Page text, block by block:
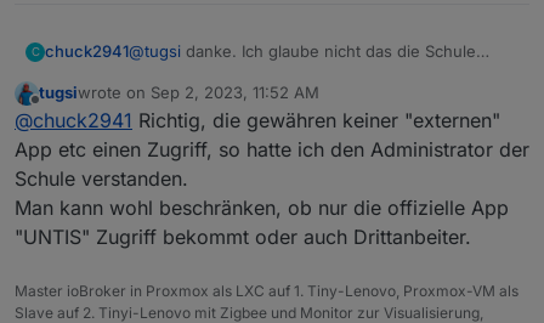
C chuck2941@tugsi danke. Ich glaube nicht das die Schule
So wie ich das lese hast du den Zugriff nicht
bekommen?
Offline
tugsiwrote on Sep 2, 2023, 11:52 AM
last edited by
@chuck2941 Richtig, die gewähren keiner "externen"
App etc einen Zugriff, so hatte ich den Administrator der
Schule verstanden.
Man kann wohl beschränken, ob nur die offizielle App
"UNTIS" Zugriff bekommt oder auch Drittanbeiter.
Master ioBroker in Proxmox als LXC auf 1. Tiny-Lenovo, Proxmox-VM als
Slave auf 2. Tinyi-Lenovo mit Zigbee und Monitor zur Visualisierung,